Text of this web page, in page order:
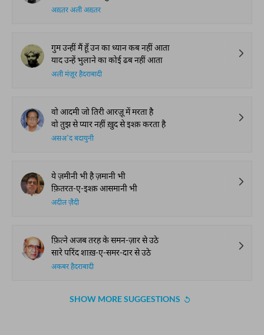
अख़्तर अली अख़्तर
गुम उन्हीं मैं हूँ उन का ध्यान कब नहीं आता
याद उन्हें भुलाने का कोई ढब नहीं आता
अली मंज़ूर हैदराबादी
वो आदमी जो तिरी आरज़ू में मरता है
वो तुझ से प्यार नहीं ख़ुद से इश्क़ करता है
असअ'द बदायुनी
ये ज़मीनी भी है ज़मानी भी
फ़ितरत-ए-इश्क़ आसमानी भी
अदील ज़ैदी
फ़ित्ने अजब तरह के समन-ज़ार से उठे
सारे परिंद शाख़-ए-समर-दार से उठे
अकबर हैदराबादी
SHOW MORE SUGGESTIONS